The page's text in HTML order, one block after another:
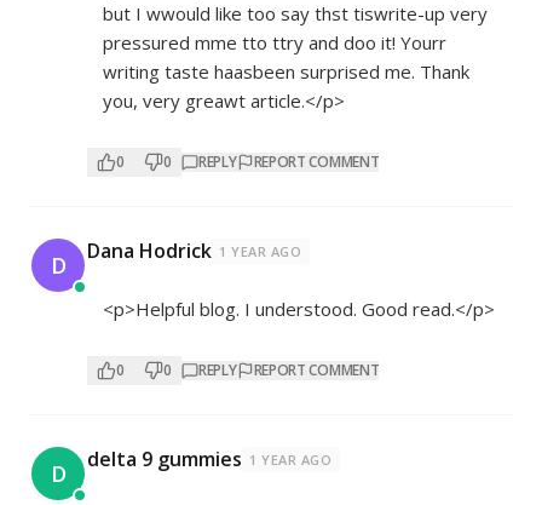
but I wwould like too say thst tiswrite-up very
pressured mme tto ttry and doo it! Yourr
writing taste haasbeen surprised me. Thank
you, very greawt article.</p>
0 0 REPLY REPORT COMMENT
D Dana Hodrick 1 YEAR AGO
<p>Helpful blog. I understood. Good read.</p>
0 0 REPLY REPORT COMMENT
D delta 9 gummies 1 YEAR AGO